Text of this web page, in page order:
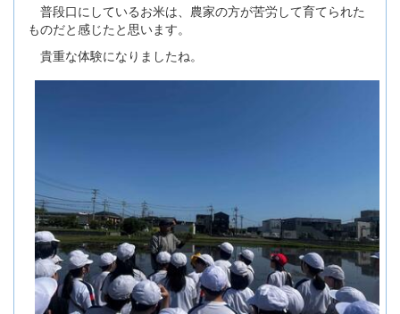
普段口にしているお米は、農家の方が苦労して育てられた
ものだと感じたと思います。
貴重な体験になりましたね。